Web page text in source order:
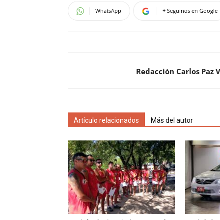
WhatsApp + Seguinos en Google
Redacción Carlos Paz
Artículo relacionados Más del autor